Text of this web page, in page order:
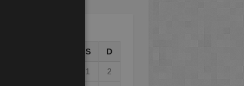
S D
1 2